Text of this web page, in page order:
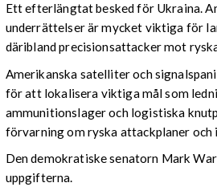
Ett efterlängtat besked för Ukraina.
underrättelser är mycket viktiga för
däribland precisionsattacker mot
Amerikanska satelliter och
för att lokalisera viktiga mål som
ammunitionslager och logistiska
förvarning om ryska attackplaner och
Den demokratiske senatorn Mark
uppgifterna.